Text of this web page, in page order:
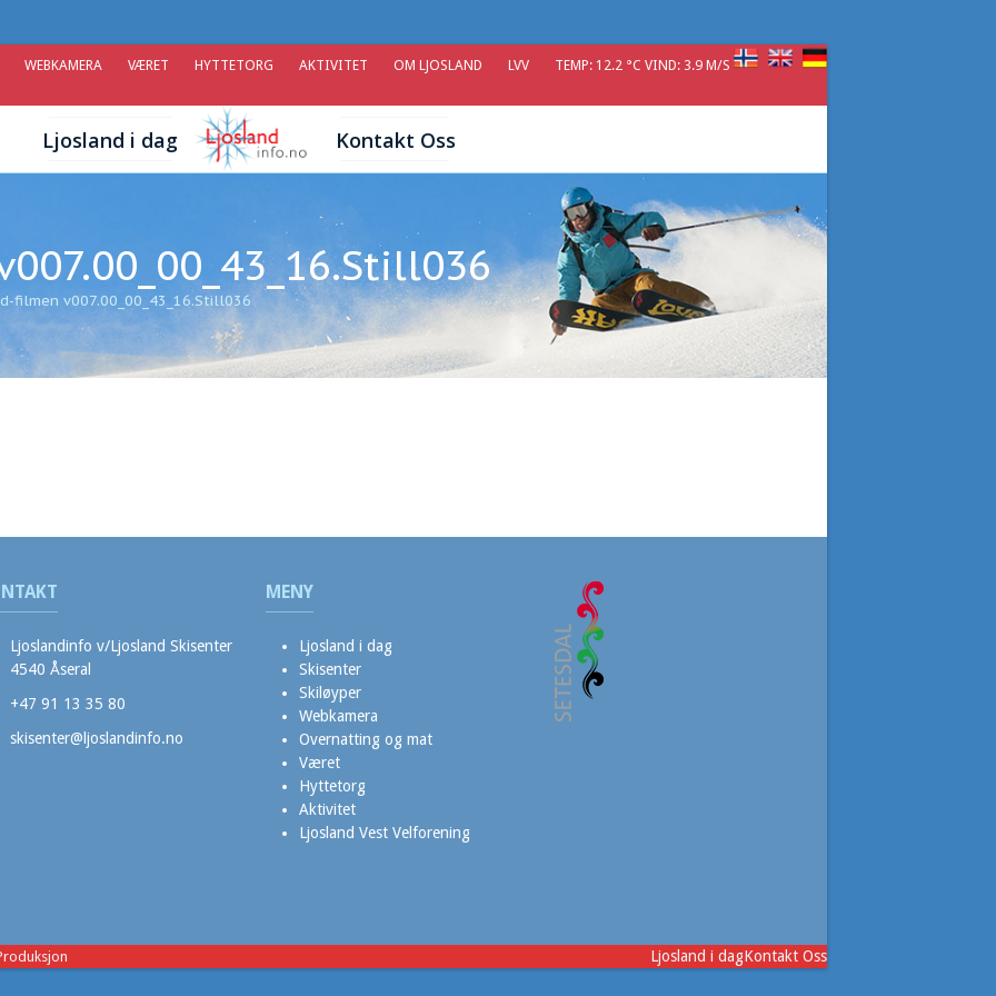
WEBKAMERA VÆRET HYTTETORG AKTIVITET OM LJOSLAND LVV TEMP: 12.2 °C VIND: 3.9 M/S
Ljosland i dag Kontakt Oss
filmen v007.00_00_43_16.Still036
Ljoslandinfo v/Ljosland Skisenter
4540 Åseral
+47 91 13 35 80
skisenter@ljoslandinfo.no
MENY
Ljosland i dag
Skisenter
Skiløyper
Webkamera
Overnatting og mat
Været
Hyttetorg
Aktivitet
Ljosland Vest Velforening
Ljosland i dagKontakt Oss